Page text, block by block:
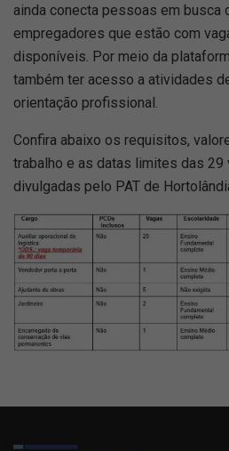
ainda conecta pessoas em busca
empregadores que estão com
disponíveis. Por meio da
também ter acesso a atividades
orientação profissional.
Confira abaixo os requisitos,
trabalho e as datas limites das 29
divulgadas pelo PAT de